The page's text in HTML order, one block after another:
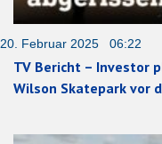
20. Februar 2025 06:22
TV Bericht – Investor
Wilson Skatepark vor